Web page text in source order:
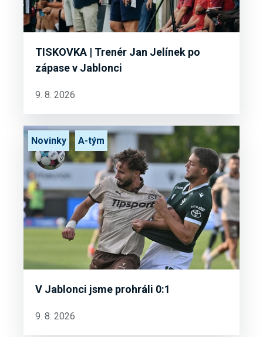
TISKOVKA | Trenér Jan Jelínek po
zápase v Jablonci
9. 8. 2026
V Jablonci jsme prohráli 0:1
Novinky A-tým
9. 8. 2026